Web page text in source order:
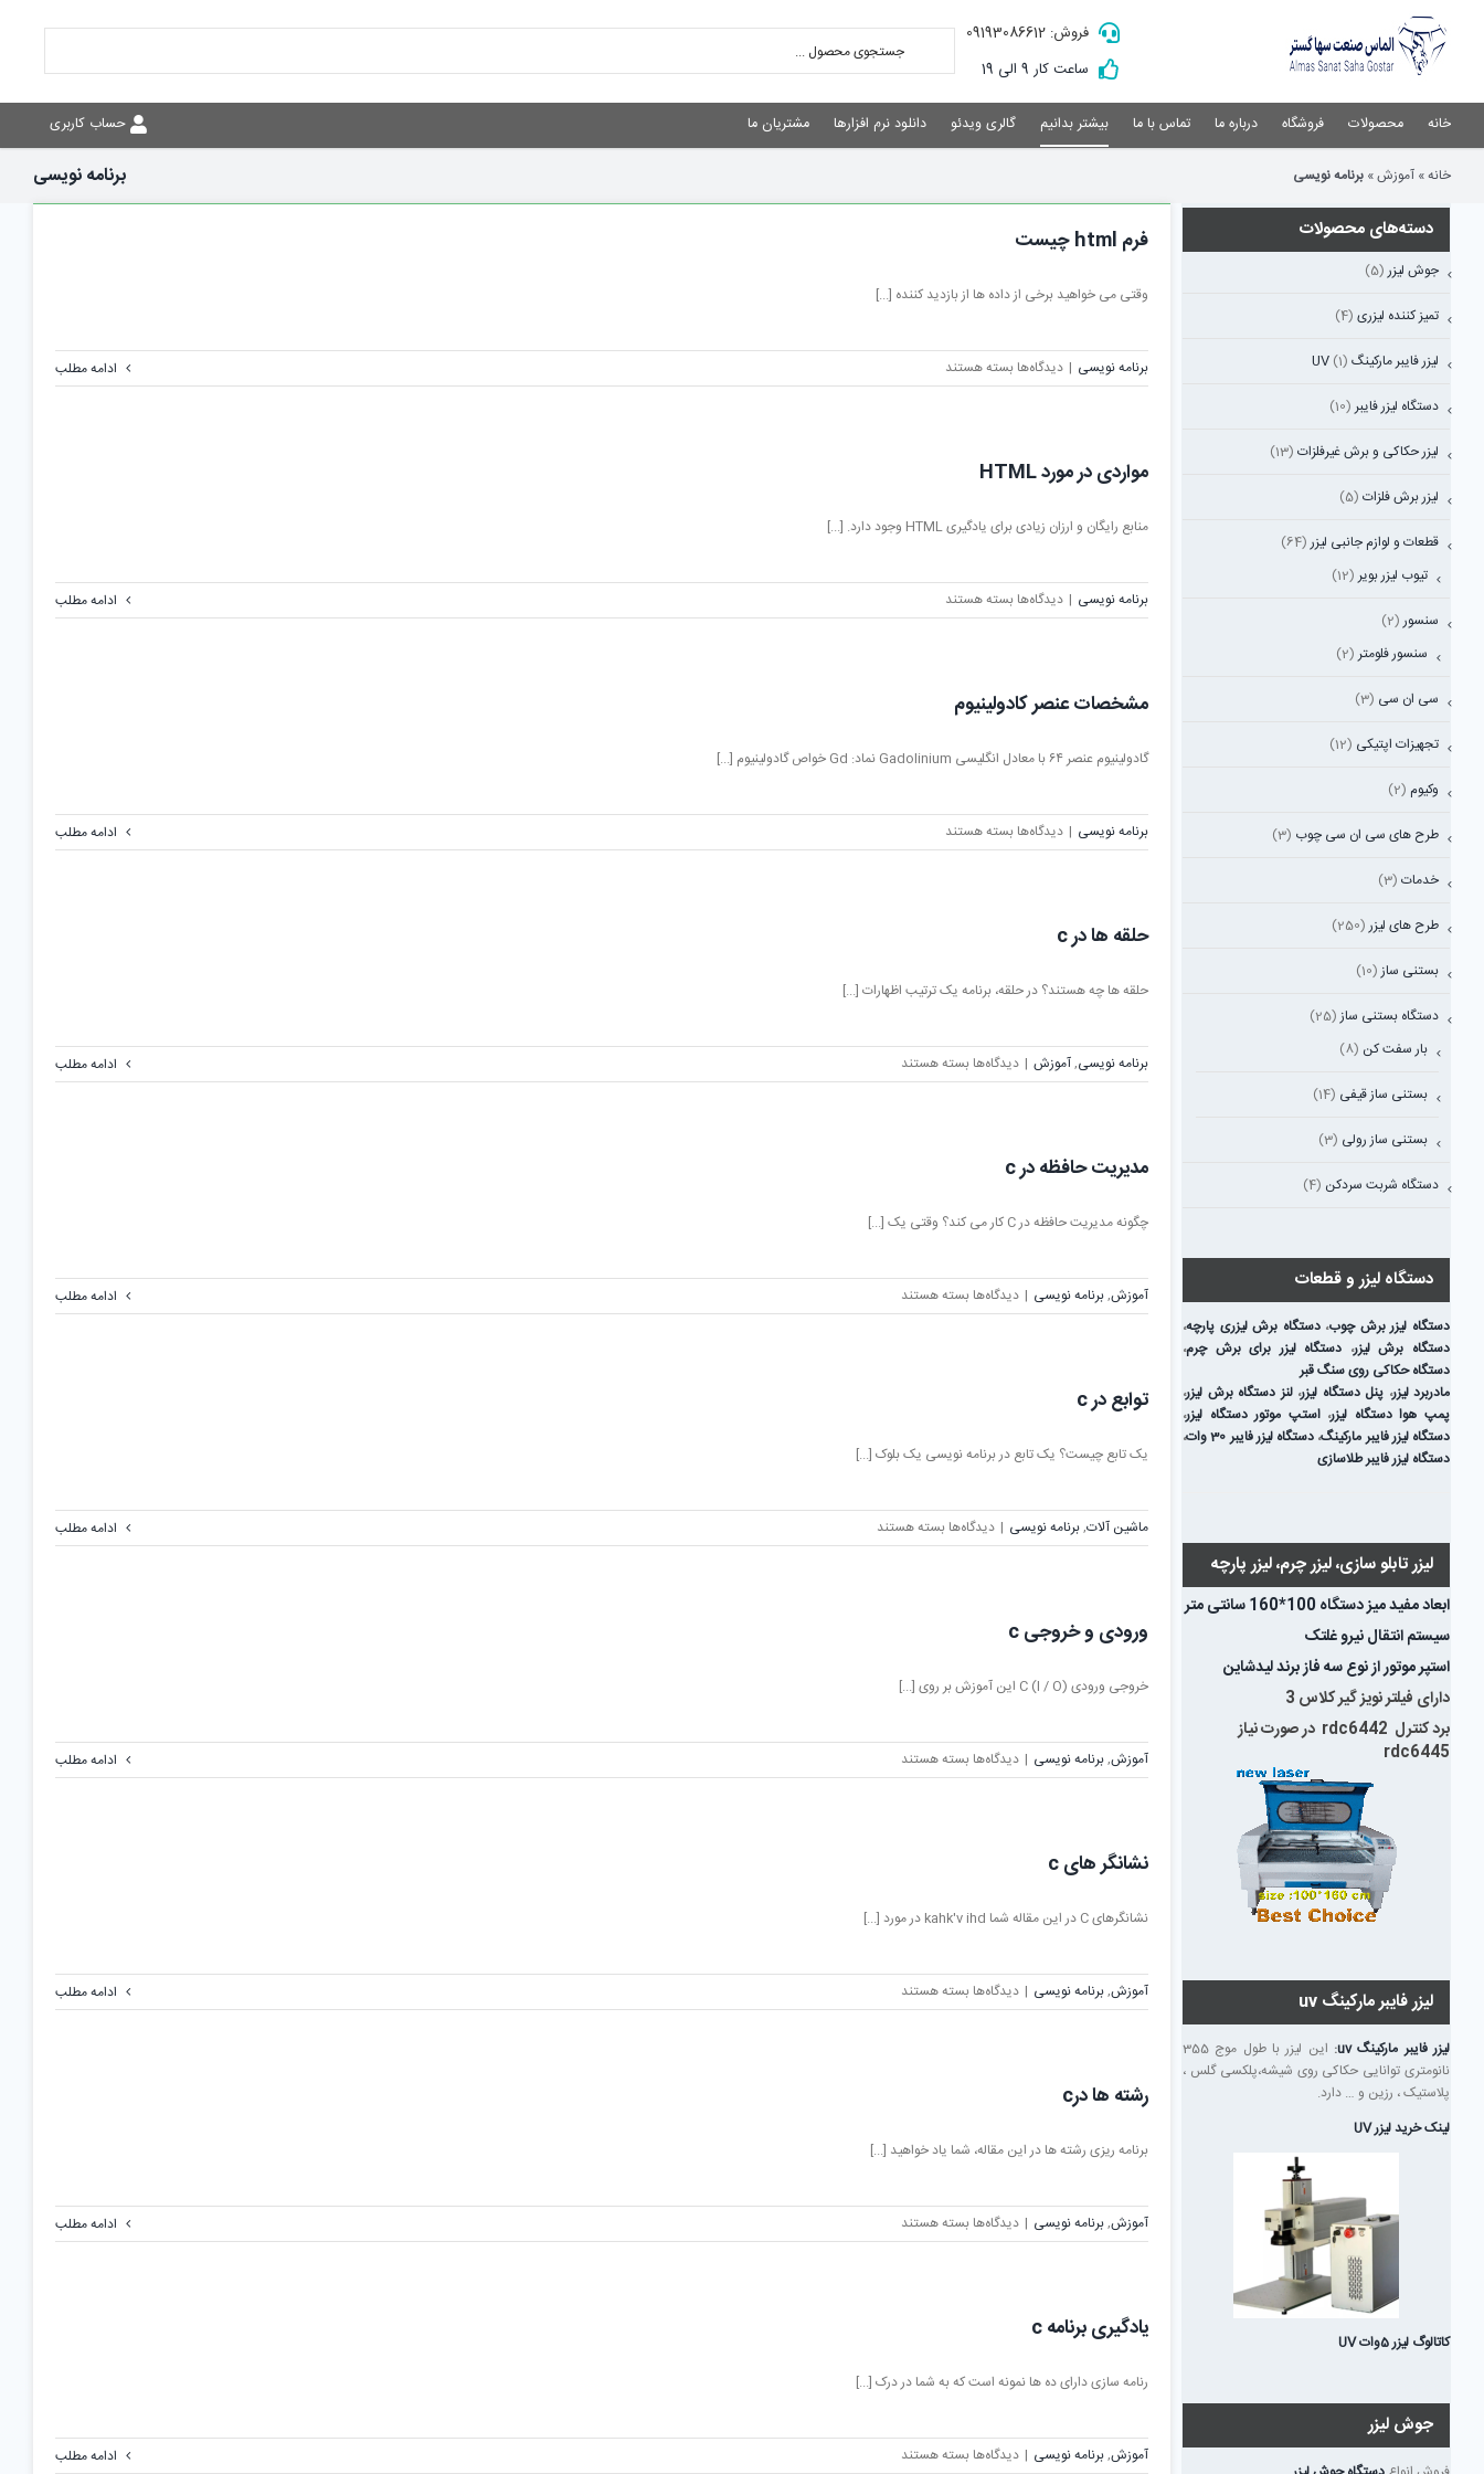
content
فروش: 09193086612
ساعت کار 9 الی 19
خانه محصولات فروشگاه درباره ما تماس با ما بیشتر بدانیم گالری ویدئو دانلود نرم افزارها مشتریان ما حساب کاربری
برنامه نویسی خانه» آموزش» برنامه نویسی
فرم html چیست
وقتی می خواهید برخی از داده ها از بازدید کننده [...]
برنامه نویسی | دیدگاه‌ها برای
فرم
بسته هستند ادامه مطلب
مواردی در مورد HTML
منابع رایگان و ارزان زیادی برای یادگیری HTML وجود دارد. [...]
برنامه نویسی | دیدگاه‌ها برای
مواردی
بسته هستند ادامه مطلب
مشخصات عنصر کادولینیوم
گادولینیوم عنصر ۶۴ با معادل انگلیسی Gadolinium نماد: Gd خواص گادولینیوم [...]
برنامه نویسی | دیدگاه‌ها برای
مشخصات
بسته هستند ادامه مطلب
حلقه ها در c
حلقه ها چه هستند؟ در حلقه، برنامه یک ترتیب اظهارات [...]
برنامه نویسی,آموزش | دیدگاه‌ها برای
حلقه
بسته هستند ادامه مطلب
مدیریت حافظه در c
چگونه مدیریت حافظه در C کار می کند؟ وقتی یک [...]
آموزش,برنامه نویسی | دیدگاه‌ها برای
مدیریت
بسته هستند ادامه مطلب
توابع در c
یک تابع چیست؟ یک تابع در برنامه نویسی یک بلوک [...]
ماشین آلات,برنامه نویسی | دیدگاه‌ها برای
توابع
بسته هستند ادامه مطلب
ورودی و خروجی c
خروجی ورودی C (I / O) این آموزش بر روی [...]
آموزش,برنامه نویسی | دیدگاه‌ها برای
ورودی
بسته هستند ادامه مطلب
نشانگر های c
نشانگرهای C در این مقاله شما kahk'v ihd در مورد [...]
آموزش,برنامه نویسی | دیدگاه‌ها برای
نشانگر
بسته هستند ادامه مطلب
رشته ها درc
برنامه ریزی رشته ها در این مقاله، شما یاد خواهید [...]
آموزش,برنامه نویسی | دیدگاه‌ها برای
رشته
بسته هستند ادامه مطلب
یادگیری برنامه c
رنامه سازی دارای ده ها نمونه است که به شما در درک [...]
آموزش,برنامه نویسی | دیدگاه‌ها برای
بسته هستند ادامه مطلب
دسته‌های محصولات
جوش لیزر (5)
تمیز کننده لیزری (4)
لیزر فایبر مارکینگ UV (1)
دستگاه لیزر فایبر (10)
لیزر حکاکی و برش غیرفلزات (13)
لیزر برش فلزات (5)
قطعات و لوازم جانبی لیزر (64)
تیوب لیزر بویر (12)
سنسور (2)
سنسور فلومتر (2)
سی ان سی (3)
تجهیزات اپتیکی (12)
وکیوم (2)
طرح های سی ان سی چوب (3)
خدمات (3)
طرح های لیزر (250)
بستنی ساز (10)
دستگاه بستنی ساز (25)
بار سفت کن (8)
بستنی ساز قیفی (14)
بستنی ساز رولی (3)
دستگاه شربت سردکن (4)
دستگاه لیزر و قطعات
دستگاه لیزر برش چوب،دستگاه برش لیزری پارچه،
دستگاه برش لیزر، دستگاه لیزر برای برش چرم،
دستگاه حکاکی روی سنگ قبر
مادربرد لیزر، پنل دستگاه لیزر،لنز دستگاه برش لیزر،
پمپ هوا دستگاه لیزر،استپ موتور دستگاه لیزر،
دستگاه لیزر فایبر مارکینگ، دستگاه لیزر فایبر 30 وات
،
دستگاه لیزر فایبر طلاسازی
لیزر تابلو سازی، لیزر چرم، لیزر پارچه
ابعاد مفید میز دستگاه 100*160 سانتی متر
سیستم انتقال نیرو غلتک
استپر موتور از نوع سه فاز برند لیدشاین
دارای فیلتر نویز گیر کلاس 3
برد کنترل rdc6442 در صورت نیاز
rdc6445
لیزر فایبر مارکینگ uv
لیزر فایبر مارکینگ uv :
این لیزر با طول موج 355
نانومتری توانایی حکاکی روی شیشه،پلکسی گلس ،
پلاستیک ، رزین و … دارد.
لینک خرید لیزر UV
کاتالوگ لیزر 5وات UV
جوش لیزر